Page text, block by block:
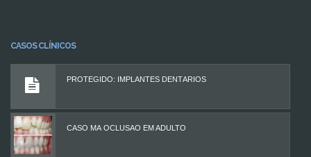
CASOS CLÍNICOS
PROTEGIDO: IMPLANTES DENTÁRIOS
CASO MÁ OCLUSÃO EM ADULTO